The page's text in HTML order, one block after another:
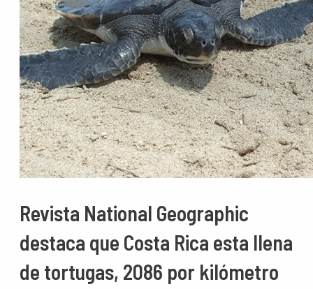
Revista National Geographic
destaca que Costa Rica esta llena
de tortugas, 2086 por kilómetro